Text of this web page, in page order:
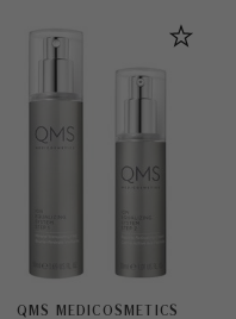
QMS MEDICOSMETICS